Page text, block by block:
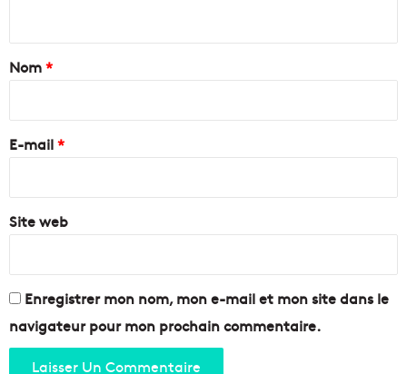
S
t
a
i
o
n
u
x
1
s
a
l
e
l
’
a
n
g
c
o
m
u
n
d
e
a
r
e
Nom*
E-mail*
Site web
Enregistrer mon nom, mon e-mail et mon site dans le
navigateur pour mon prochain commentaire.